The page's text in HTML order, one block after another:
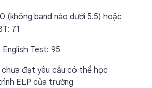
(không band nào dưới 5.5) hoặc
71
English Test: 95
chưa đạt yêu cầu có thể học
ELP của trường